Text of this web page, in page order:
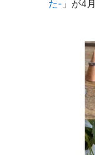
た- 」が4